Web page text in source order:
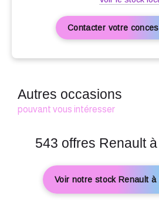
Contacter votre
Autres occasions
pouvant vous intéresser
543 offres Renault
Voir notre stock Renault à